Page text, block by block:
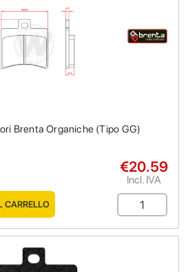
Brenta Organiche (Tipo GG)
€20.59
Incl. IVA
CARRELLO